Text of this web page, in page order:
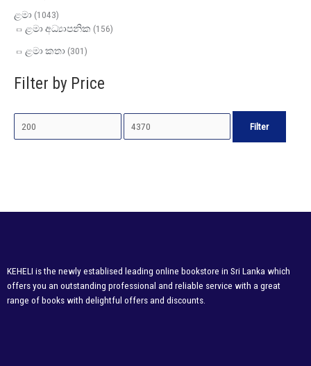
ළමා (1043)
ළමා අධ්‍යාපනික (156)
ළමා කතා (301)
Filter by Price
Filter
KEHELI is the newly establised leading online bookstore in Sri Lanka which
offers you an outstanding professional and reliable service with a great
range of books with delightful offers and discounts.